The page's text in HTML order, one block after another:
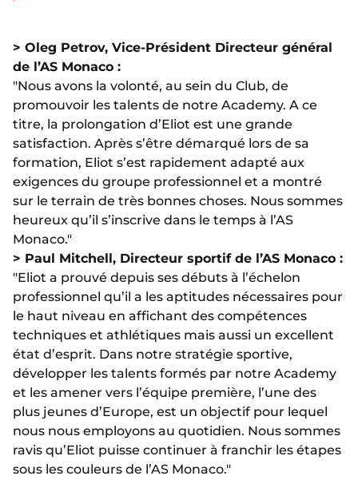
> Oleg Petrov, Vice-Président Directeur général
de l’AS Monaco :
"Nous avons la volonté, au sein du Club, de
promouvoir les talents de notre Academy. A ce
titre, la prolongation d’Eliot est une grande
satisfaction. Après s’être démarqué lors de sa
formation, Eliot s’est rapidement adapté aux
exigences du groupe professionnel et a montré
sur le terrain de très bonnes choses. Nous sommes
heureux qu’il s’inscrive dans le temps à l’AS
Monaco."
> Paul Mitchell, Directeur sportif de l’AS Monaco :
"Eliot a prouvé depuis ses débuts à l’échelon
professionnel qu’il a les aptitudes nécessaires pour
le haut niveau en affichant des compétences
techniques et athlétiques mais aussi un excellent
état d’esprit. Dans notre stratégie sportive,
développer les talents formés par notre Academy
et les amener vers l’équipe première, l’une des
plus jeunes d’Europe, est un objectif pour lequel
nous nous employons au quotidien. Nous sommes
ravis qu’Eliot puisse continuer à franchir les étapes
sous les couleurs de l’AS Monaco."